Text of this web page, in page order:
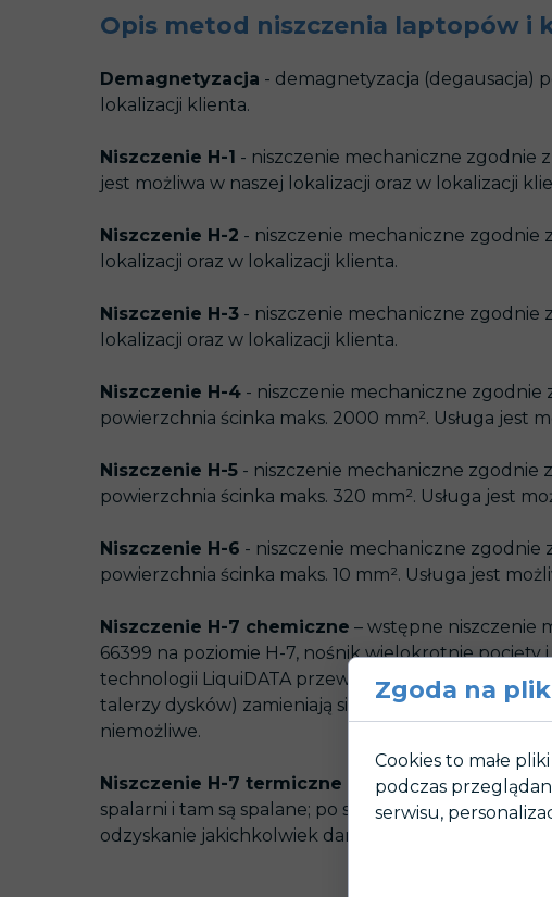
Opis metod niszczenia laptopów i
Demagnetyzacja - demagnetyzacja (degausacja)
lokalizacji klienta.
Niszczenie H-1 - niszczenie mechaniczne zgodnie
jest możliwa w naszej lokalizacji oraz w lokalizacji
Niszczenie H-2 - niszczenie mechaniczne zgodnie
lokalizacji oraz w lokalizacji klienta.
Niszczenie H-3 - niszczenie mechaniczne zgodnie
lokalizacji oraz w lokalizacji klienta.
Niszczenie H-4 - niszczenie mechaniczne
powierzchnia ścinka maks. 2000 mm². Usługa jest
Niszczenie H-5 - niszczenie mechaniczne zgodnie
powierzchnia ścinka maks. 320 mm². Usługa jest
Niszczenie H-6 - niszczenie mechaniczne zgodnie
powierzchnia ścinka maks. 10 mm². Usługa jest
Niszczenie H-7 chemiczne – wstępne niszczenie
66399 na poziomie H-7, nośnik wielokrotnie pocięty
technologii LiquiDATA przewyższa wymagania
talerzy dysków) zamieniają się w ciecz (wielkość
niemożliwe.
Niszczenie H-7 termiczne
– niszczenie
spalarni i tam są spalane; po spaleniu pozostaje
odzyskanie jakichkolwiek danych jest obecnie
Zgoda na
Cookies to małe
podczas
serwisu,